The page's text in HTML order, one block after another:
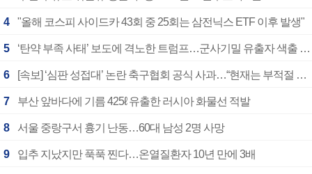
4 "올해 코스피 사이드카 43회 중 25회는 삼전닉스 ETF 이후 발생"
5 ‘탄약 부족 사태’ 보도에 격노한 트럼프…군사기밀 유출자 색출 지시
6 [속보] ‘심판 성접대’ 논란 축구협회 공식 사과…“현재는 부적절 행위 없어”
7 부산 앞바다에 기름 425ℓ 유출한 러시아 화물선 적발
8 서울 중랑구서 흉기 난동…60대 남성 2명 사망
9 입추 지났지만 푹푹 찐다…온열질환자 10년 만에 3배